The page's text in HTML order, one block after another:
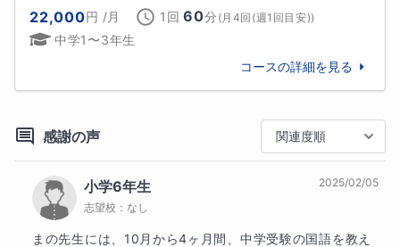
勉強は何の役に立っているんでしょうか？？答えはあ
なたの好きな物の中に隠れていることもあります😊そ
の答えを一緒に探していきましょう！！
勉強はやれば必ずできるようになります。一緒にお子
様の未来を考えていきましょう。
趣味
声楽、ピアノ、漫画、アニメ、史跡巡り
22,000円 /月 1回 60分 ( 月4回(週1回目安))
中学1〜3年生
コースの詳細を見る
感謝の声 関連度順
小学6年生
志望校： なし
2025/02/05
まの先生には、10月から4ヶ月間、中学受験の国語を教え